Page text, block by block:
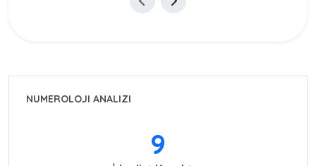
NUMEROLOJI ANALIZI
9